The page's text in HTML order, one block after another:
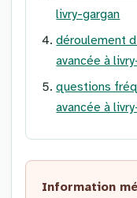
livry-gargan
déroulement
avancée à
questions
avancée à
Information